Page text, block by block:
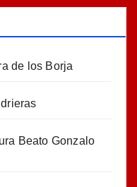
de los Borja
Beato Gonzalo